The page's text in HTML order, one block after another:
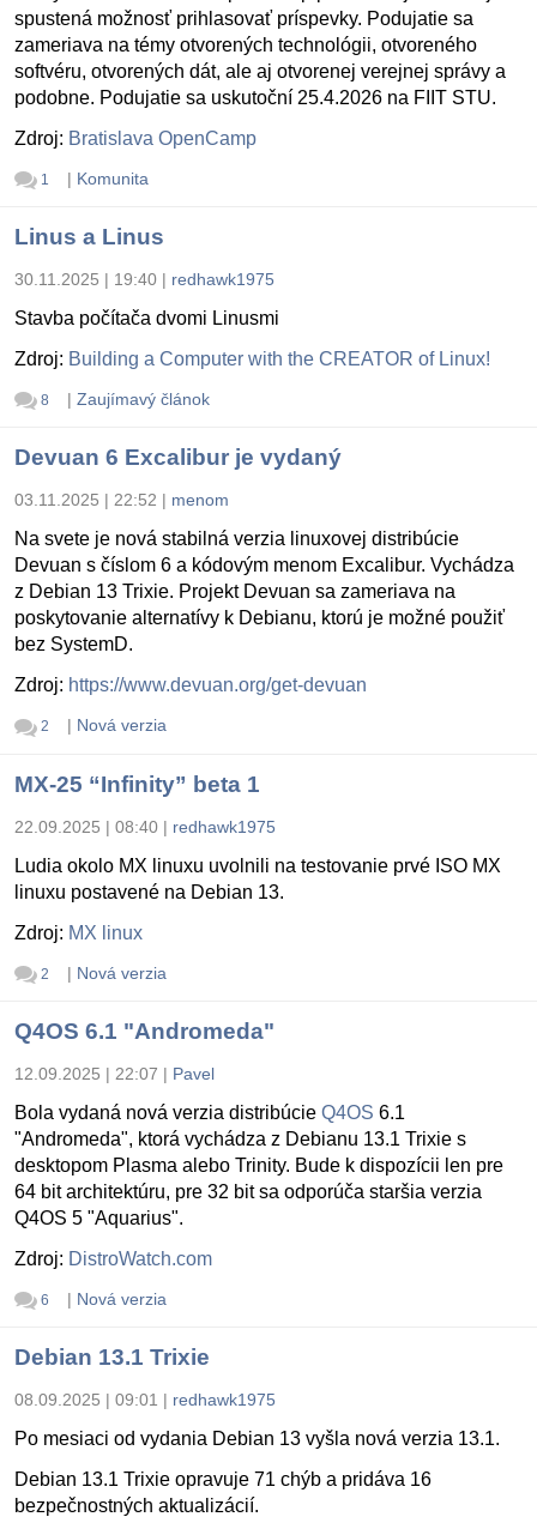
spustená možnosť prihlasovať príspevky. Podujatie sa
zameriava na témy otvorených technológii, otvoreného
softvéru, otvorených dát, ale aj otvorenej verejnej správy a
podobne. Podujatie sa uskutoční 25.4.2026 na FIIT STU.
Zdroj: Bratislava OpenCamp
1 | Komunita
Linus a Linus
30.11.2025 | 19:40 | redhawk1975
Stavba počítača dvomi Linusmi
Zdroj: Building a Computer with the CREATOR of Linux!
8 | Zaujímavý článok
Devuan 6 Excalibur je vydaný
03.11.2025 | 22:52 | menom
Na svete je nová stabilná verzia linuxovej distribúcie
Devuan s číslom 6 a kódovým menom Excalibur. Vychádza
z Debian 13 Trixie. Projekt Devuan sa zameriava na
poskytovanie alternatívy k Debianu, ktorú je možné použiť
bez SystemD.
Zdroj: https://www.devuan.org/get-devuan
2 | Nová verzia
MX-25 “Infinity” beta 1
22.09.2025 | 08:40 | redhawk1975
Ludia okolo MX linuxu uvolnili na testovanie prvé ISO MX
linuxu postavené na Debian 13.
Zdroj: MX linux
2 | Nová verzia
Q4OS 6.1 "Andromeda"
12.09.2025 | 22:07 | Pavel
Bola vydaná nová verzia distribúcie Q4OS 6.1
"Andromeda", ktorá vychádza z Debianu 13.1 Trixie s
desktopom Plasma alebo Trinity. Bude k dispozícii len pre
64 bit architektúru, pre 32 bit sa odporúča staršia verzia
Q4OS 5 "Aquarius".
Zdroj: DistroWatch.com
6 | Nová verzia
Debian 13.1 Trixie
08.09.2025 | 09:01 | redhawk1975
Po mesiaci od vydania Debian 13 vyšla nová verzia 13.1.
Debian 13.1 Trixie opravuje 71 chýb a pridáva 16
bezpečnostných aktualizácií.